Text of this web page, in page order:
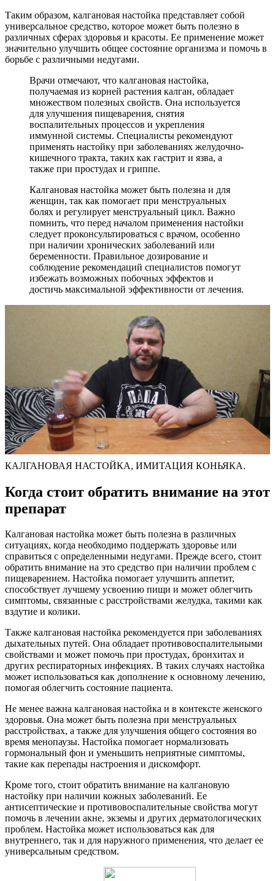
Таким образом, калгановая настойка представляет собой
универсальное средство, которое может быть полезно в
различных сферах здоровья и красоты. Ее применение может
значительно улучшить общее состояние организма и помочь в
борьбе с различными недугами.
Врачи отмечают, что калгановая настойка,
получаемая из корней растения калган, обладает
множеством полезных свойств. Она используется
для улучшения пищеварения, снятия
воспалительных процессов и укрепления
иммунной системы. Специалисты рекомендуют
применять настойку при заболеваниях желудочно-
кишечного тракта, таких как гастрит и язва, а
также при простудах и гриппе.
Калгановая настойка может быть полезна и для
женщин, так как помогает при менструальных
болях и регулирует менструальный цикл. Важно
помнить, что перед началом применения настойки
следует проконсультироваться с врачом, особенно
при наличии хронических заболеваний или
беременности. Правильное дозирование и
соблюдение рекомендаций специалистов помогут
избежать возможных побочных эффектов и
достичь максимальной эффективности от лечения.
КАЛГАНОВАЯ НАСТОЙКА, ИМИТАЦИЯ КОНЬЯКА.
Когда стоит обратить внимание на этот
препарат
Калгановая настойка может быть полезна в различных
ситуациях, когда необходимо поддержать здоровье или
справиться с определенными недугами. Прежде всего, стоит
обратить внимание на это средство при наличии проблем с
пищеварением. Настойка помогает улучшить аппетит,
способствует лучшему усвоению пищи и может облегчить
симптомы, связанные с расстройствами желудка, такими как
вздутие и колики.
Также калгановая настойка рекомендуется при заболеваниях
дыхательных путей. Она обладает противовоспалительными
свойствами и может помочь при простудах, бронхитах и
других респираторных инфекциях. В таких случаях настойка
может использоваться как дополнение к основному лечению,
помогая облегчить состояние пациента.
Не менее важна калгановая настойка и в контексте женского
здоровья. Она может быть полезна при менструальных
расстройствах, а также для улучшения общего состояния во
время менопаузы. Настойка помогает нормализовать
гормональный фон и уменьшить неприятные симптомы,
такие как перепады настроения и дискомфорт.
Кроме того, стоит обратить внимание на калгановую
настойку при наличии кожных заболеваний. Ее
антисептические и противовоспалительные свойства могут
помочь в лечении акне, экземы и других дерматологических
проблем. Настойка может использоваться как для
внутреннего, так и для наружного применения, что делает ее
универсальным средством.